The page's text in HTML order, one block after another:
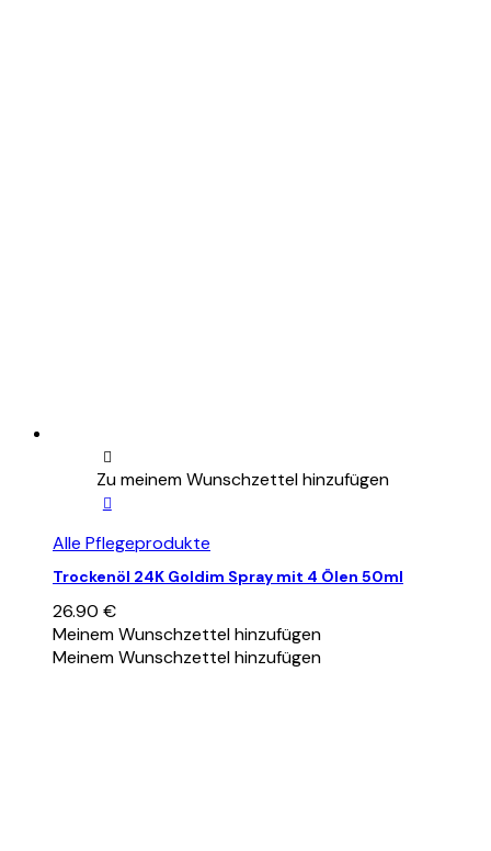
Zu meinem Wunschzettel hinzufügen
Alle Pflegeprodukte
Trockenöl 24K Goldim Spray mit 4 Ölen 50ml
26.90 €
Meinem Wunschzettel hinzufügen
Meinem Wunschzettel hinzufügen